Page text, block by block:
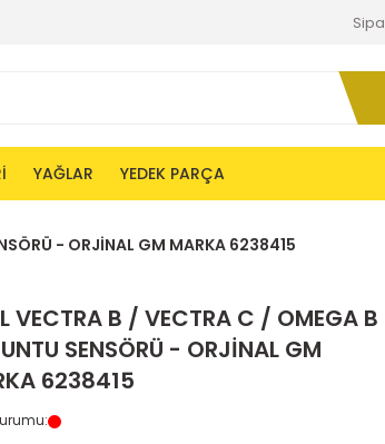
YAĞLAR YEDEK PARÇA
- ORJİNAL GM MARKA 6238415
VECTRA B / VECTRA C / OMEGA B
SENSÖRÜ - ORJİNAL GM
6238415
: